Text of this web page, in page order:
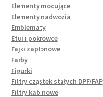
Elementy mocujące
Elementy nadwozia
Emblematy
Etui i pokrowce
Fajki zapłonowe
Farby
Figurki
Filtry cząstek stałych DPF/FAP
Filtry kabinowe